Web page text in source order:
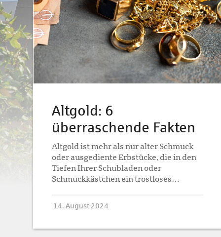
Altgold: 6
überraschende Fakten
Altgold ist mehr als nur alter Schmuck
oder ausgediente Erbstücke, die in den
Tiefen Ihrer Schubladen oder
Schmuckkästchen ein trostloses…
14. August 2024